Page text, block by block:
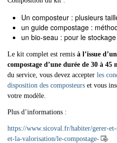
Un composteur : plusieurs
un guide compostage :
un bio-seau : pour le
Le kit complet est remis à l’issue
compostage d’une durée de 30 à 45
du service, vous devez accepter les
disposition des composteurs et vous
votre modèle.
Plus d’informations :
https://www.sicoval.fr/habiter/gerer-
et-la-valorisation/le-compostage-